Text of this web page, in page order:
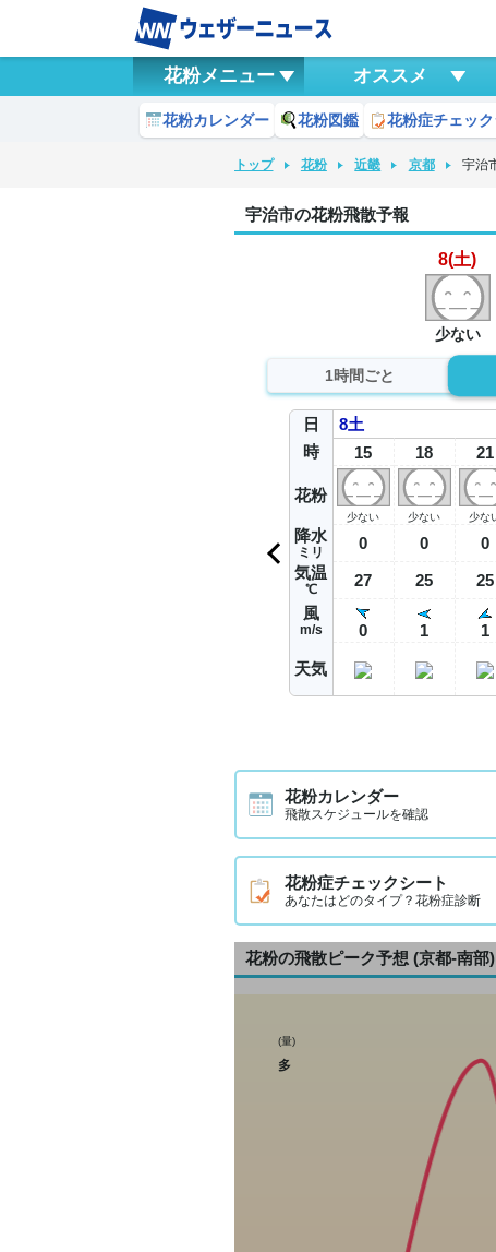
花粉メニュー オススメ
花粉カレンダー 花粉図鑑 花粉症チェック
トップ 花粉 近畿 京都 宇治
宇治市の花粉飛散予報
8(土)
少ない
1時間ごと
日
時
花粉
降水
ミリ
気温
℃
風
m/s
天気
8土
15
少ない
0
27
0
18
少ない
0
25
1
21
少な
0
25
1
花粉カレンダー
飛散スケジュールを確認
花粉症チェックシート
あなたはどのタイプ？花粉症診断
花粉の飛散ピーク予想 (京都-南部)
(量)
多